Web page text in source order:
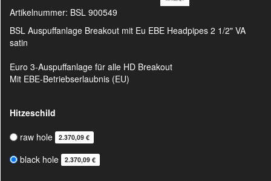
Artikelnummer: BSL 900549
BSL Auspuffanlage Breakout mit Eu EBE Headpipes 2 1/2" VA
satin
Euro 3-Auspuffanlage für alle HD Breakout
Mit EBE-Betriebserlaubnis (EU)
Hitzeschild
raw hole
2.370,09 €
black hole 2.370,09 €